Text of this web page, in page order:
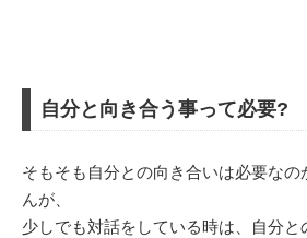
自分と向き合う事って必要?
そもそも自分との向き合いは必要な
んが、
少しでも対話をしている時は、自分